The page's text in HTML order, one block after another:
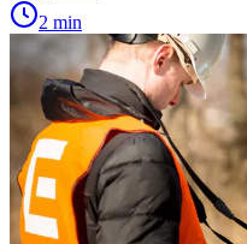
2 min